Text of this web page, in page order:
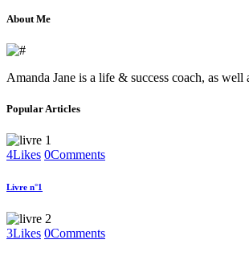
About Me
Amanda Jane is a life & success coach, as
Popular Articles
4Likes 0Comments
Livre n°1
3Likes 0Comments